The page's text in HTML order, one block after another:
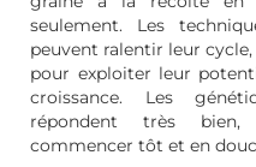
seulement. Les
peuvent ralentir leur cycle,
pour exploiter leur
croissance. Les
répondent très
commencer tôt et en